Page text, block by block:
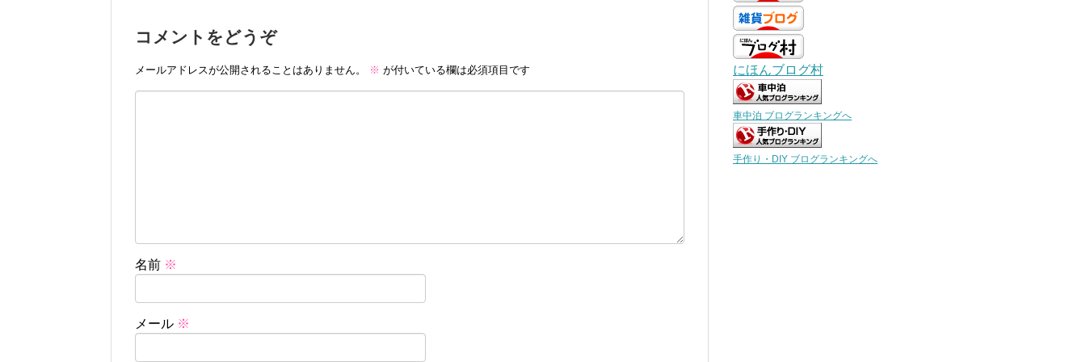
コメントをどうぞ
メールアドレスが公開されることはありません。 ※ が付いている欄は必須項目です
名前 ※
メール ※
にほんブログ村
車中泊 ブログランキングへ
手作り・DIY ブログランキングへ